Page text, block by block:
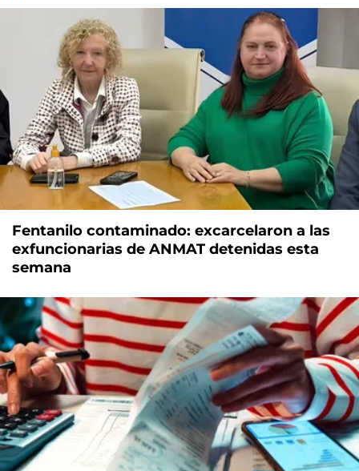
Fentanilo contaminado: excarcelaron a las
exfuncionarias de ANMAT detenidas esta
semana